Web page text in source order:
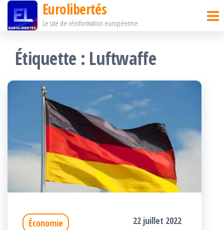
Passer
contenu
Eurolibertés
Le site de réinformation européenne
Étiquette : Luftwaffe
Économie 22 juillet 2022